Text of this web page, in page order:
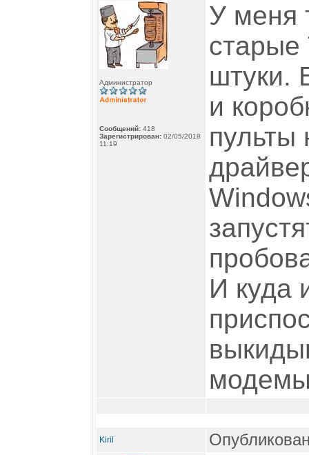
Администратор
Сообщений: 418
Зарегистрирован: 02/05/2018
11:19
У меня
штуки.
и
пульты
И куда
Kiril